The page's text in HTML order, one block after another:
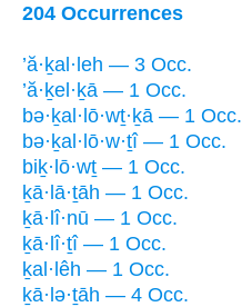
204 Occurrences
’ă·ḵal·leh — 3 Occ.
’ă·ḵel·ḵā — 1 Occ.
bə·ḵal·lō·wṯ·ḵā — 1 Occ.
bə·ḵal·lō·w·ṯî — 1 Occ.
biḵ·lō·wṯ — 1 Occ.
ḵā·lā·ṯāh — 1 Occ.
ḵā·lî·nū — 1 Occ.
ḵā·lî·ṯî — 1 Occ.
ḵal·lêh — 1 Occ.
ḵā·lə·ṯāh — 4 Occ.